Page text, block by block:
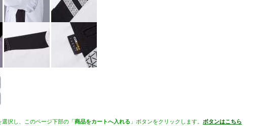
選択し、このページ下部の「商品をカートへ入れる 」ボタンをクリックします。 ボタンはこちら